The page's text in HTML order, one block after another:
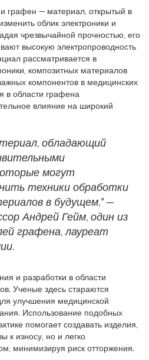
графен — материал, открытый в
облик электроники и
чрезвычайной прочностью, его
высокую электропроводность
рассматривается в
композитных материалов
компонентов в медицинских
в области графена
влияние на широкий
обладающий
могут
техники обработки
в будущем," —
Андрей Гейм, один из
графена, лауреат
и разработки в области
Ученые здесь стараются
улучшения медицинской
Использование подобных
помогает создавать изделия,
к износу, но и легко
минимизируя риск отторжения.